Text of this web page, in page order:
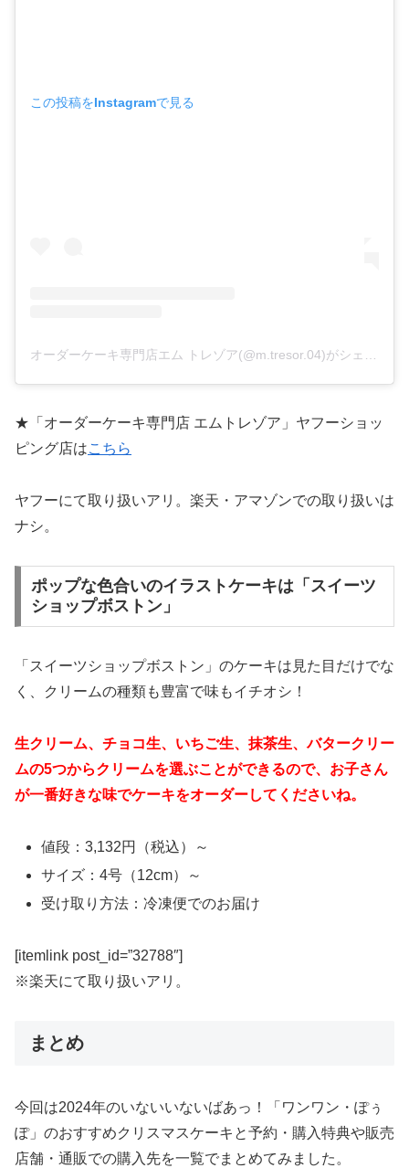
この投稿をInstagramで見る
★「オーダーケーキ専門店 エムトレゾア」ヤフーショッ
ピング店はこちら
ヤフーにて取り扱いアリ。楽天・アマゾンでの取り扱いは
ナシ。
ポップな色合いのイラストケーキは「スイーツ
ショップボストン」
「スイーツショップボストン」のケーキは見た目だけでな
く、クリームの種類も豊富で味もイチオシ！
生クリーム、チョコ生、いちご生、抹茶生、バタークリー
ムの5つからクリームを選ぶことができるので、お子さん
が一番好きな味でケーキをオーダーしてくださいね。
値段：3,132円（税込）～
サイズ：4号（12cm）～
受け取り方法：冷凍便でのお届け
[itemlink post_id=”32788″]
※楽天にて取り扱いアリ。
まとめ
今回は2024年のいないいないばあっ！「ワンワン・ぽぅ
ぽ」のおすすめクリスマスケーキと予約・購入特典や販売
店舗・通販での購入先を一覧でまとめてみました。